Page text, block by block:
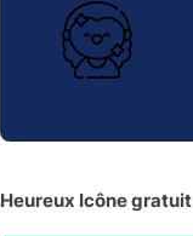
Heureux Icône gratuit